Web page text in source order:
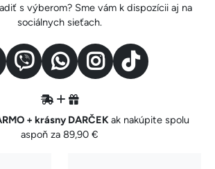
s výberom? Sme vám k dispozícii aj na
sociálnych sieťach.
+ krásny DARČEKak nakúpite spolu
aspoň za 89,90 €